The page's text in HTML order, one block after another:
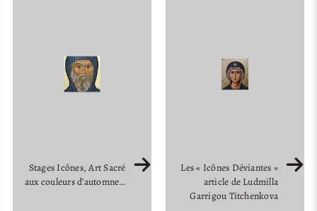
Stages Icônes, Art Sacré
aux couleurs d’automne…
Les « Icônes Déviantes »
article de Ludmilla
Garrigou Titchenkova